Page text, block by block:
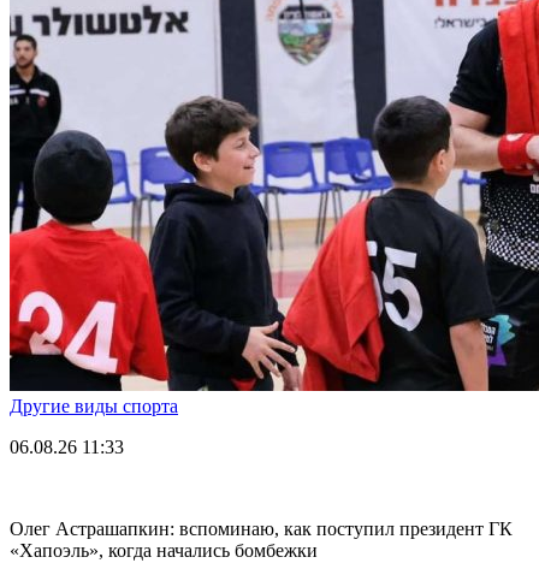
Другие виды спорта
06.08.26 11:33
Олег Астрашапкин: вспоминаю, как поступил президент ГК
«Хапоэль», когда начались бомбежки